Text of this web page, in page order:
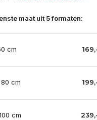
maat uit 5 formaten:
cm
cm
cm